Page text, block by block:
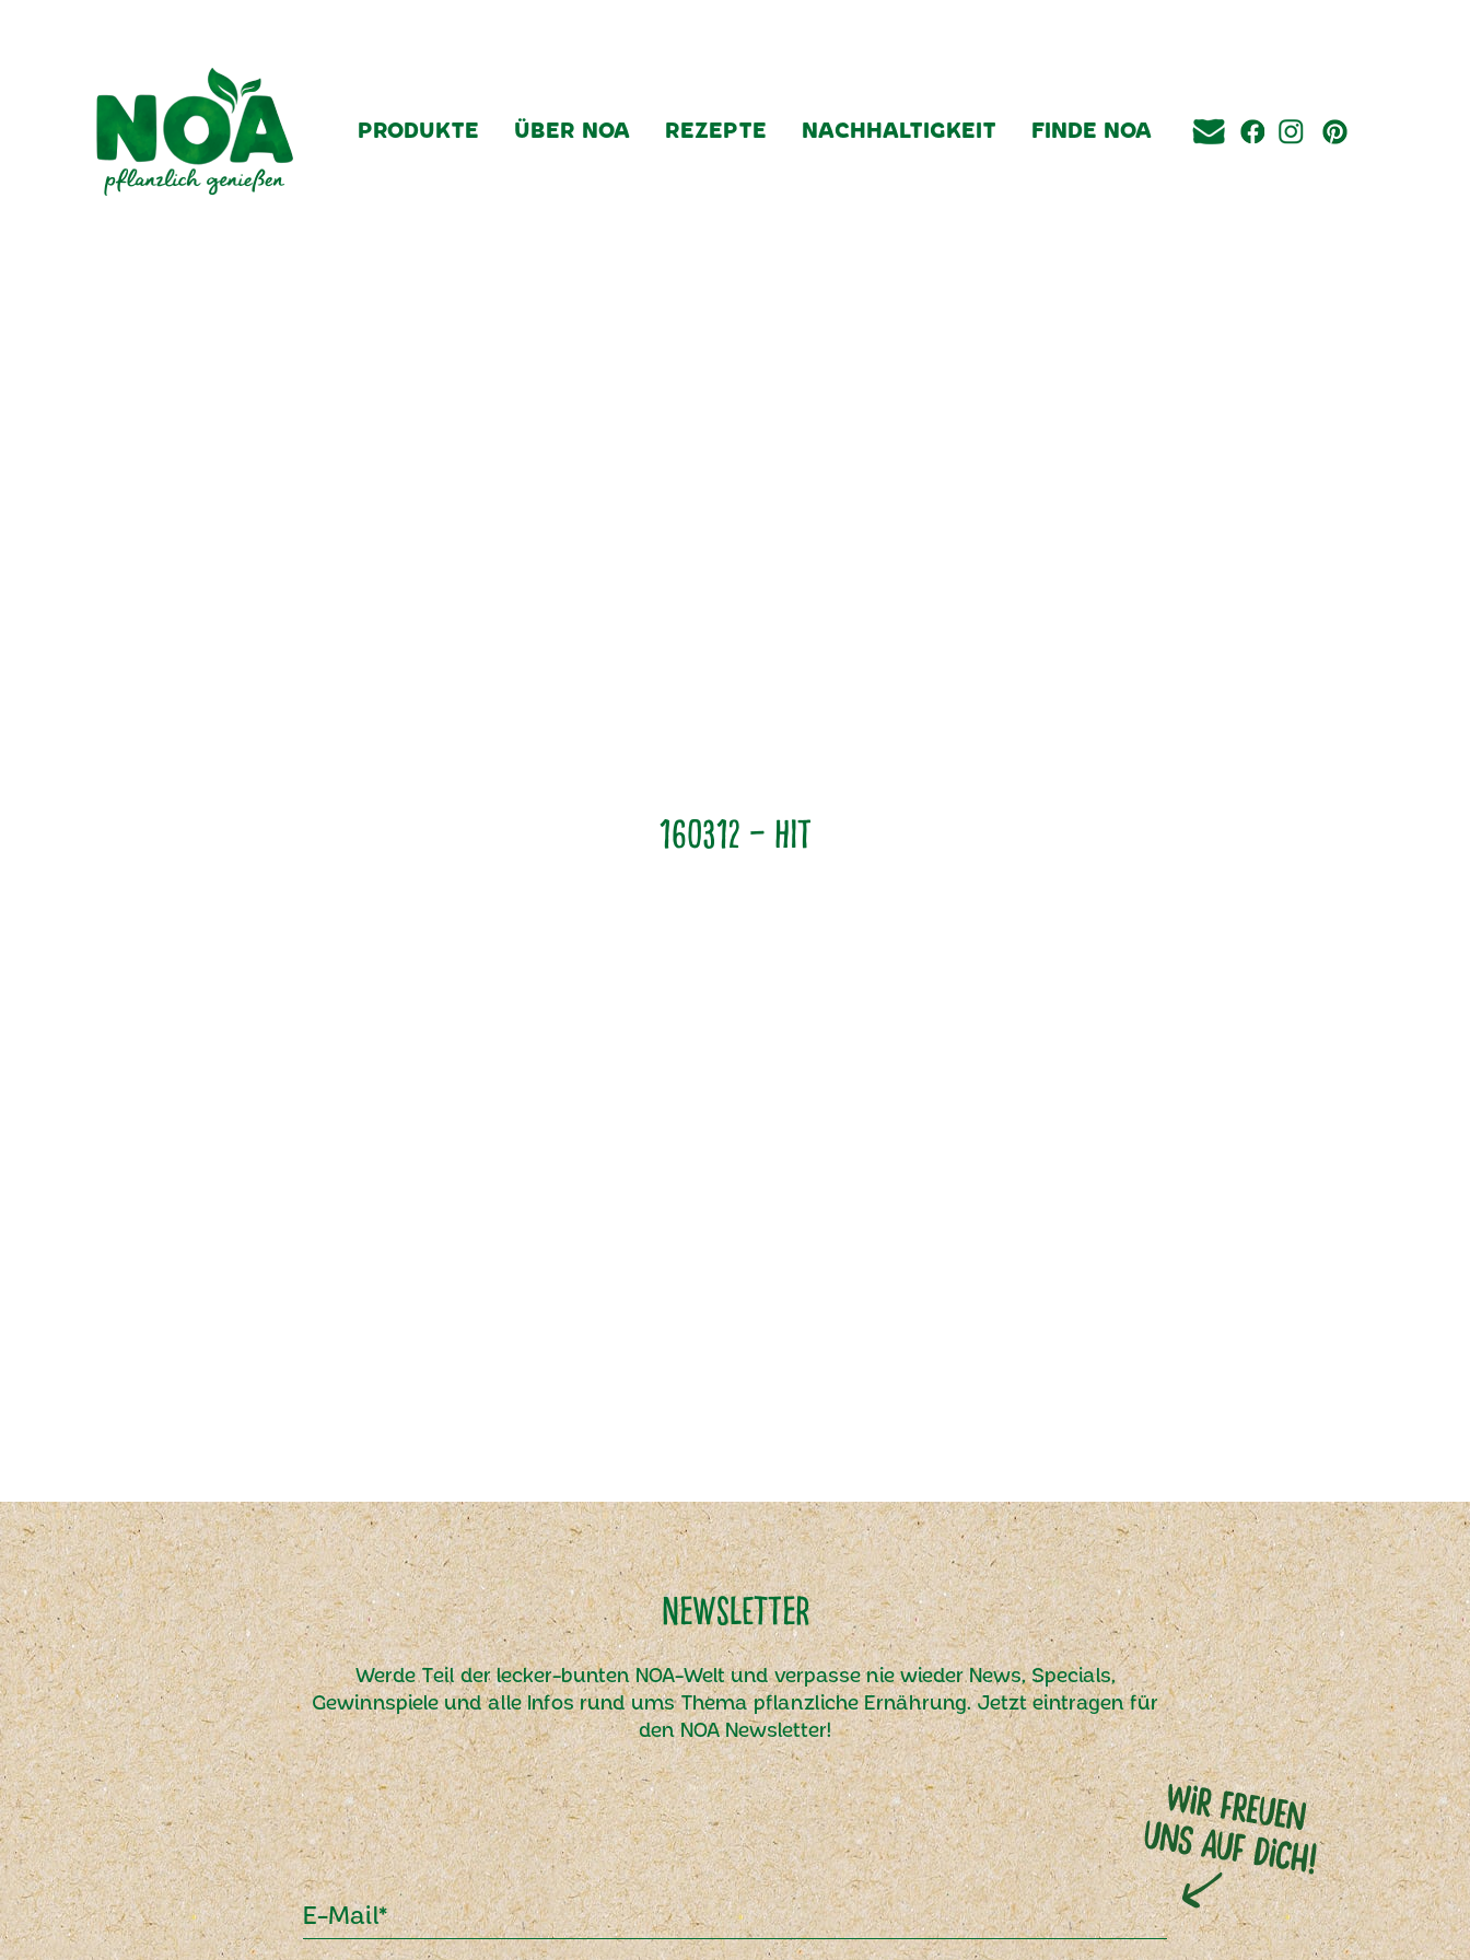
PRODUKTE ÜBER NOA REZEPTE NACHHALTIGKEIT FINDE NOA
160312 – Hit
Newsletter
Werde Teil der lecker-bunten NOA-Welt und verpasse nie wieder News, Specials,
Gewinnspiele und alle Infos rund ums Thema pflanzliche Ernährung. Jetzt eintragen für
den NOA Newsletter!
E-Mail*